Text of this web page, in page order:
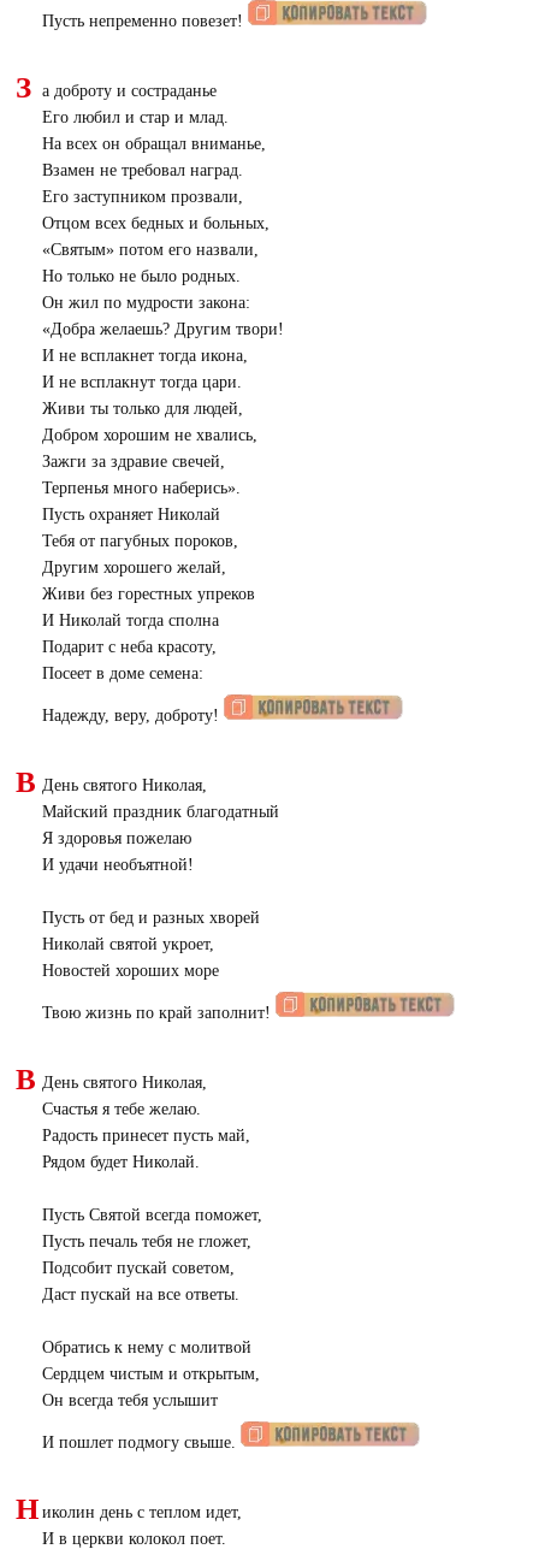
Пусть непременно повезет!
З
а доброту и состраданье
Его любил и стар и млад.
На всех он обращал вниманье,
Взамен не требовал наград.
Его заступником прозвали,
Отцом всех бедных и больных,
«Святым» потом его назвали,
Но только не было родных.
Он жил по мудрости закона:
«Добра желаешь? Другим твори!
И не всплакнет тогда икона,
И не всплакнут тогда цари.
Живи ты только для людей,
Добром хорошим не хвались,
Зажги за здравие свечей,
Терпенья много наберись».
Пусть охраняет Николай
Тебя от пагубных пороков,
Другим хорошего желай,
Живи без горестных упреков
И Николай тогда сполна
Подарит с неба красоту,
Посеет в доме семена:
Надежду, веру, доброту!
В День святого Николая,
Майский праздник благодатный
Я здоровья пожелаю
И удачи необъятной!
Пусть от бед и разных хворей
Николай святой укроет,
Новостей хороших море
Твою жизнь по край заполнит!
В День святого Николая,
Счастья я тебе желаю.
Радость принесет пусть май,
Рядом будет Николай.
Пусть Святой всегда поможет,
Пусть печаль тебя не гложет,
Подсобит пускай советом,
Даст пускай на все ответы.
Обратись к нему с молитвой
Сердцем чистым и открытым,
Он всегда тебя услышит
И пошлет подмогу свыше.
Н иколин день с теплом идет,
И в церкви колокол поет.